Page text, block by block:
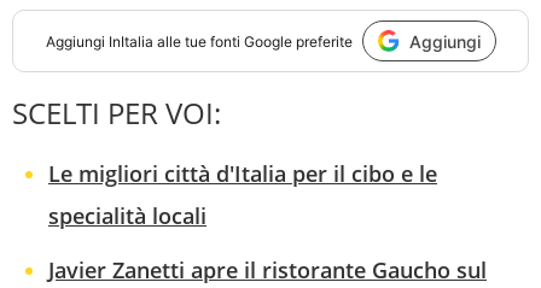
Aggiungi InItalia alle tue fonti Google preferite Aggiungi
SCELTI PER VOI:
Le migliori città d'Italia per il cibo e le
specialità locali
Javier Zanetti apre il ristorante Gaucho sul